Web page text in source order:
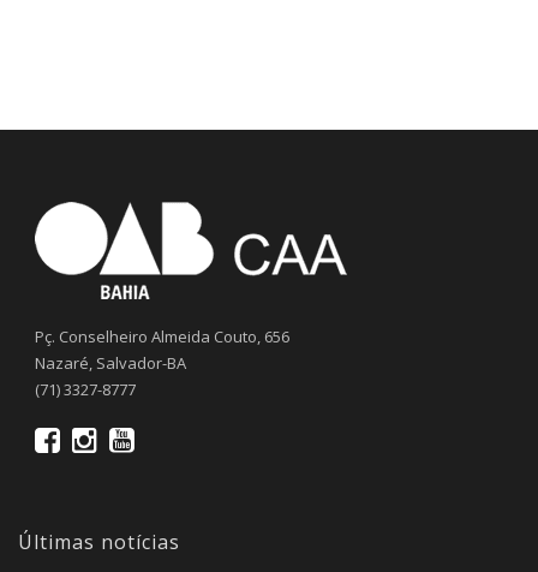
Pç. Conselheiro Almeida Couto, 656
Nazaré, Salvador-BA
(71) 3327-8777
Últimas notícias